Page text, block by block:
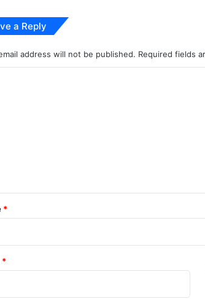
a Reply
address will not be published. Required fields
*
*